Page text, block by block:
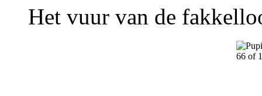
Het vuur van de